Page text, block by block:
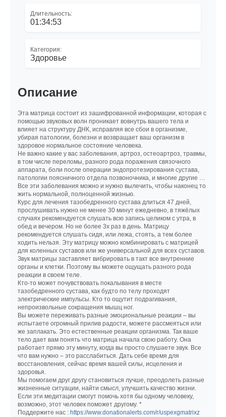
Длительность:
01:34:53
Категория:
Здоровье
Описание
Эта матрица состоит из зашифрованной информации, которая с
помощью звуковых волн проникает вовнутрь вашего тела и
влияет на структуру ДНК, исправляя все сбои в организме,
убирая патологии, болезни и возвращает ваш организм в
здоровое нормальное состояние человека.
Не важно какие у вас заболевания, артроз, остеоартроз, травмы,
в том числе переломы, разного рода поражения связочного
аппарата, боли после операции эндопротезирования сустава,
патологии поясничного отдела позвоночника, и многие другие …
Все эти заболевания можно и нужно вылечить, чтобы наконец то
жить нормальной, полноценной жизнью.
Курс для лечения тазобедренного сустава длиться 47 дней,
прослушивать нужно не менее 30 минут ежедневно, в тяжёлых
случаях рекомендуется слушать всю запись целиком с утра, в
обед и вечером. Но не более 3х раз в день. Матрицу
рекомендуется слушать сидя, или лежа, стоять, а тем более
ходить нельзя. Эту матрицу можно комбинировать с матрицей
для коленных суставов или же универсальной для всех суставов.
Звук матрицы заставляет вибрировать в такт все внутренние
органы и клетки. Поэтому вы можете ощущать разного рода
реакции в своем теле.
Кто-то может почувствовать покалывания в месте
тазобедренного сустава, как будто по телу проходят
электрические импульсы. Кто то ощутит подрагивания,
непроизвольные сокращения мышц ног.
Вы можете переживать разные эмоциональные реакции – вы
испытаете огромный прилив радости, можете рассмеяться или
же заплакать. Это естественные реакции организма. Так ваше
тело дает вам понять что матрица начала свою работу. Она
работает прямо эту минуту, когда вы просто слушаете звук. Все
что вам нужно – это расслабиться. Дать себе время для
восстановления, сейчас время вашей силы, исцеления и
здоровья.
Мы помогаем друг другу становиться лучше, преодолеть разные
жизненные ситуации, найти смысл, улучшить качество жизни.
Если эти медитации смогут помочь хотя бы одному человеку,
возможно, этот человек поможет другому. *
Поддержите нас : https://www.donationalerts.com/r/uspexgmatrixz